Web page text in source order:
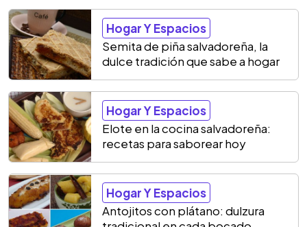
Hogar Y Espacios
Semita de piña salvadoreña, la
dulce tradición que sabe a hogar
Hogar Y Espacios
Elote en la cocina salvadoreña:
recetas para saborear hoy
Hogar Y Espacios
Antojitos con plátano: dulzura